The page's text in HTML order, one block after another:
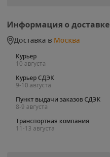
Информация о доставке
Доставка в Москва
Курьер
10 августа
Курьер СДЭК
9-10 августа
Пункт выдачи заказов СДЭК
8-9 августа
Транспортная компания
11-13 августа